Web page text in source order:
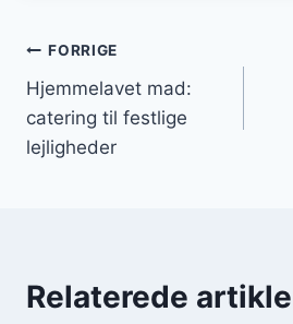
Indlægsnavigation
FORRIGE
Hjemmelavet mad:
catering til festlige
lejligheder
Relaterede